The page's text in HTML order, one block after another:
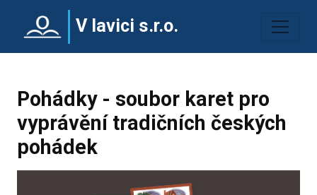
V lavici s.r.o.
Pohádky - soubor karet pro
vyprávění tradičních českých
pohádek